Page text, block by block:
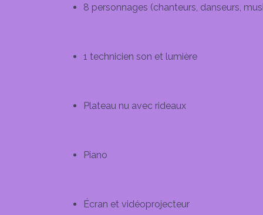
8 personnages (chanteurs, danseurs,
1 technicien son et lumière
Plateau nu avec rideaux
Piano
Écran et vidéoprojecteur